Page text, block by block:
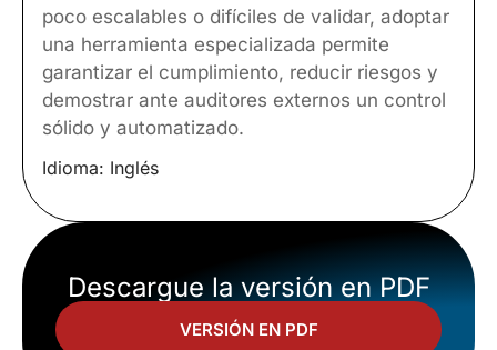
poco escalables o difíciles de validar, adoptar
una herramienta especializada permite
garantizar el cumplimiento, reducir riesgos y
demostrar ante auditores externos un control
sólido y automatizado.
Idioma: Inglés
Descargue la versión en PDF
VERSIÓN EN PDF